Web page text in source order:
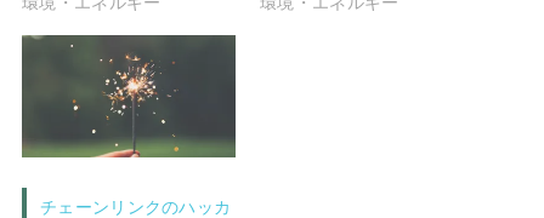
チェーンリンクのハッカ